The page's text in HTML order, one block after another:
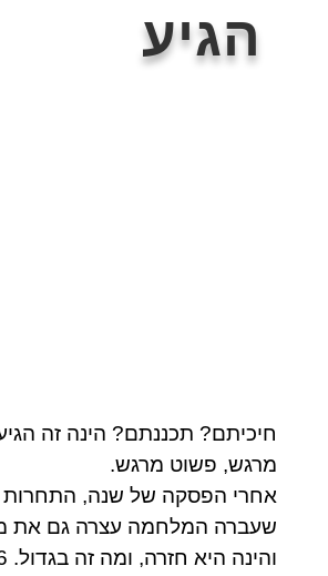
הגיע
חיכיתם? תכננתם? הינה זה
מרגש, פשוט מרגש.
אחרי הפסקה של שנה, התחרות
שעברה המלחמה עצרה גם את
והינה היא חזרה, ומה זה בגדול. 16 מתחרים רק בקטגוריה של עד גיל 14,